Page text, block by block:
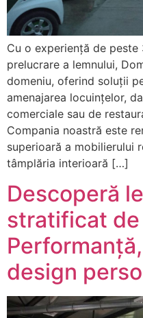
Cu o experiență de
prelucrare a lemnului,
domeniu, oferind soluții
amenajarea locuințelor,
comerciale sau de
Compania noastră este
superioară a mobilierului
tâmplăria interioară […]
Descoperă
stratificat de
design